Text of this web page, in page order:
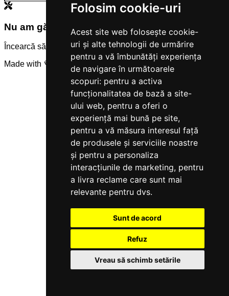
Folosim cookie-uri
Acest site web folosește cookie-
uri și alte tehnologii de urmărire
pentru a vă îmbunătăți experiența
de navigare în următoarele
scopuri: pentru a activa
funcționalitatea de bază a site-
ului web, pentru a oferi o
experiență mai bună pe site,
pentru a vă măsura interesul față
de produsele și serviciile noastre
și pentru a personaliza
interacțiunile de marketing, pentru
a livra reclame care sunt mai
relevante pentru dvs.
Sunt de acord
Refuz
Vreau să schimb setările
Nu am găsit servicii
Încearcă să modifici criteriile de căutare.
Made with 💜 by
Servicegest